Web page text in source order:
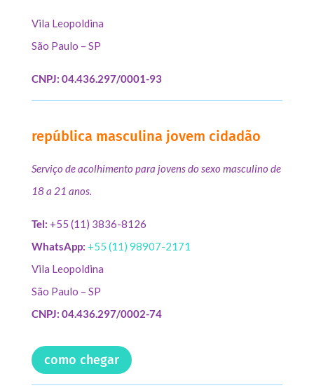
Vila Leopoldina
São Paulo – SP
CNPJ: 04.436.297/0001-93
república masculina jovem cidadão
Serviço de acolhimento para jovens do sexo masculino de
18 a 21 anos.
Tel: +55 (11) 3836-8126
WhatsApp: +55 (11) 98907-2171
Vila Leopoldina
São Paulo – SP
CNPJ: 04.436.297/0002-74
como chegar